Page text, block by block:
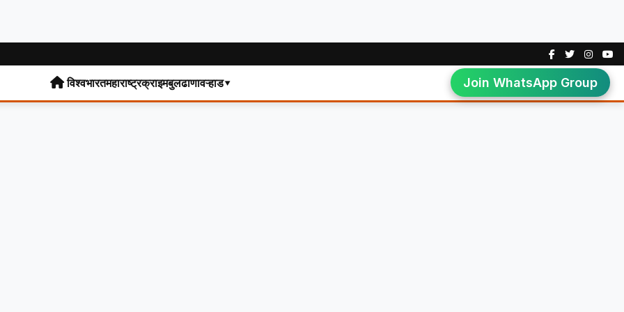
विश्वभारतमहाराष्ट्रक्राइमबुलढाणावऱ्हाड▾ Join WhatsApp Group